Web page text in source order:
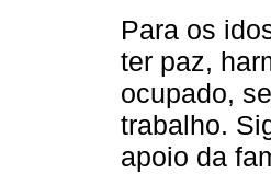
Para os
ter paz,
ocupado,
trabalho.
apoio da